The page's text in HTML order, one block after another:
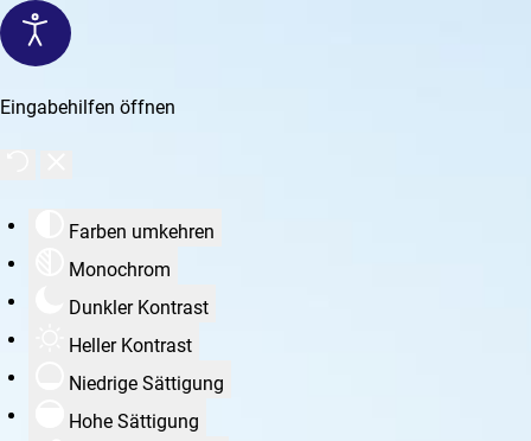
Eingabehilfen öffnen
Farben umkehren
Monochrom
Dunkler Kontrast
Heller Kontrast
Niedrige Sättigung
Hohe Sättigung